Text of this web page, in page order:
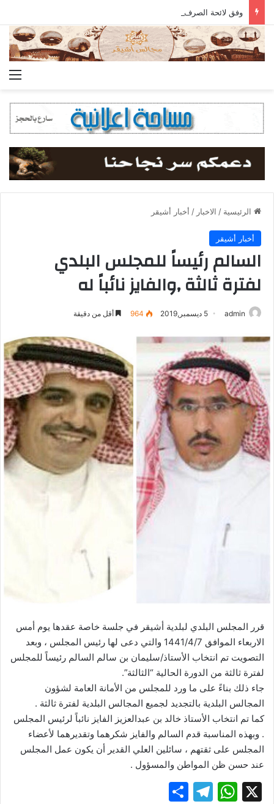
الرئيسية / الاخبار / أخبار أشيقر
أخبار أشيقر
السالم رئيساً للمجلس البلدي
لفترة ثالثة ,والفايز نائباً له
admin 5 ديسمبر,2019 964 أقل من دقيقة
قرر المجلس البلدي لبلدية أشيقر في جلسة خاصة عقدها يوم أمس
الاربعاء الموافق 1441/4/7 والتي دعى لها رئيس المجلس ، وبعد
التصويت تم انتخاب الأستاذ/سليمان بن سالم السالم رئيساً للمجلس
لفترة ثالثة من الدورة الحالية “الثالثة”.
جاء ذلك بناءً على ما ورد للمجلس من الأمانة العامة لشؤون
المجالس البلدية بالتجديد لجميع المجالس البلدية لفترة ثالثة .
كما تم انتخاب الأستاذ خالد بن عبدالعزيز الفايز نائباً لرئيس المجلس
. وبهذه المناسبة قدم السالم والفايز شكرهما وتقديرهما لأعضاء
المجلس على ثقتهم ، سائلين العلي القدير أن يكون عمل المجلس
عند حسن ظن المواطن والمسؤول .
X
W
T